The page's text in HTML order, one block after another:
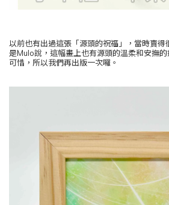
以前也有出過這張「源頭的祝福」，當時賣得
是Mulo說，這幅畫上也有源頭的溫柔和安撫
可惜，所以我們再出版一次囉。